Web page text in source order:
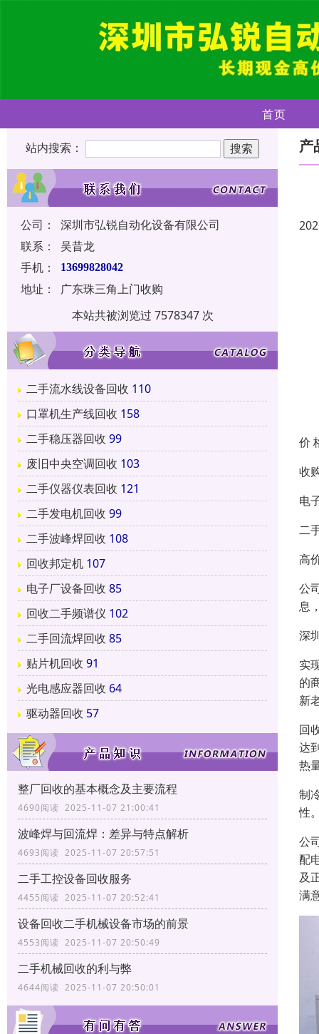
首页
站内搜索：
公司：
深圳市弘锐自动化设备有限公司
联系：
吴昔龙
手机：
13699828042
地址：
广东珠三角上门收购
本站共被浏览过 7578347 次
二手流水线设备回收 110
口罩机生产线回收 158
二手稳压器回收 99
废旧中央空调回收 103
二手仪器仪表回收 121
二手发电机回收 99
二手波峰焊回收 108
回收邦定机 107
电子厂设备回收 85
回收二手频谱仪 102
二手回流焊回收 85
贴片机回收 91
光电感应器回收 64
驱动器回收 57
整厂回收的基本概念及主要流程
4690阅读 2025-11-07 21:00:41
波峰焊与回流焊：差异与特点解析
4693阅读 2025-11-07 20:57:51
二手工控设备回收服务
4455阅读 2025-11-07 20:52:41
设备回收二手机械设备市场的前景
4553阅读 2025-11-07 20:50:49
二手机械回收的利与弊
4644阅读 2025-11-07 20:50:01
产
价
收
电
二
高
公
息
深
实
的
新
回
达
热
制
性
公
配
及
满